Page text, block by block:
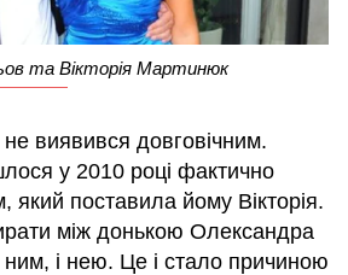
та Вікторія Мартинюк
виявився довговічним.
у 2010 році фактично
який поставила йому Вікторія.
між донькою Олександра
і нею. Це і стало причиною